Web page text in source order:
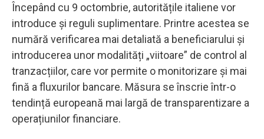
Începând cu 9 octombrie, autoritățile italiene vor
introduce și reguli suplimentare. Printre acestea se
numără verificarea mai detaliată a beneficiarului și
introducerea unor modalități „viitoare” de control al
tranzacțiilor, care vor permite o monitorizare și mai
fină a fluxurilor bancare. Măsura se înscrie într-o
tendință europeană mai largă de transparentizare a
operațiunilor financiare.